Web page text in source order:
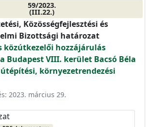
59/2023.
(III.22.)
Közösségfejlesztési és
Bizottsági határozat
közútkezelői hozzájárulás
Budapest VIII. kerület Bacsó Béla
környezetrendezési
2023. március 29.